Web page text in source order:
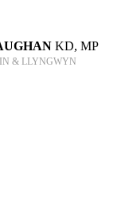
KD, MP
& LLYNGWYN